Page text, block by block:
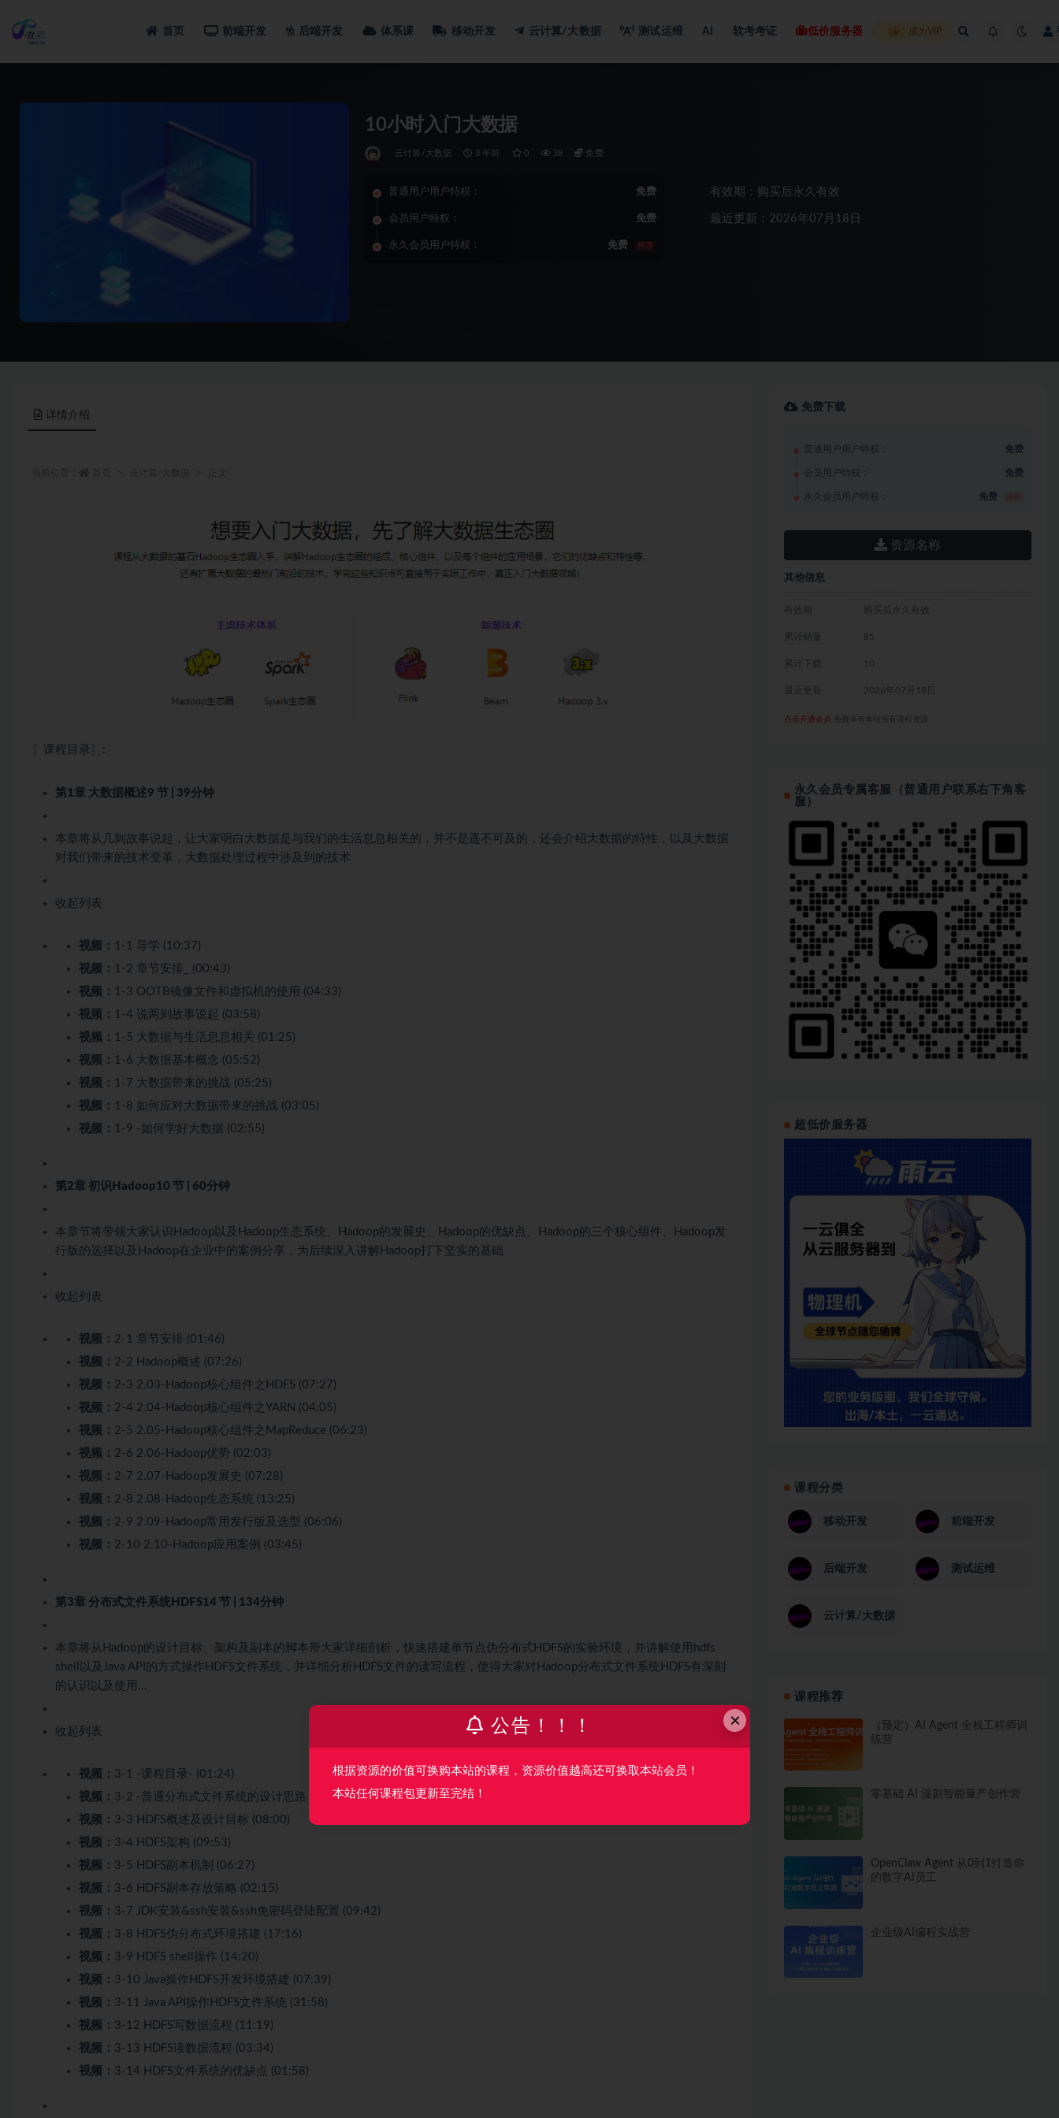
首页 前端开发 后端开发 体系课 移动开发 云计算/大数据 测试运维 AI 软考考证 低价服务器 成为VIP
10小时入门大数据
云计算/大数据 3 年前 0 38 免费
普通用户用户特权： 免费
会员用户特权： 免费
永久会员用户特权： 免费 推荐
有效期：购买后永久有效
最近更新：2026年07月18日
详情介绍
〖课程目录〗:
第1章 大数据概述9 节 | 39分钟
本章将从几则故事说起，让大家明白大数据是与我们的生活息息相关的，并不是遥不可及的，还会介绍大数据的特性，以及大数据
对我们带来的技术变革，大数据处理过程中涉及到的技术
收起列表
视频： 1-1 导学 (10:37)
视频： 1-2 章节安排_ (00:43)
视频： 1-3 OOTB镜像文件和虚拟机的使用 (04:33)
视频： 1-4 说两则故事说起 (03:58)
视频： 1-5 大数据与生活息息相关 (01:25)
视频： 1-6 大数据基本概念 (05:52)
视频： 1-7 大数据带来的挑战 (05:25)
视频： 1-8 如何应对大数据带来的挑战 (03:05)
视频： 1-9 -如何学好大数据 (02:55)
第2章 初识Hadoop10 节 | 60分钟
本章节将带领大家认识Hadoop以及Hadoop生态系统、Hadoop的发展史、Hadoop的优缺点、Hadoop的三个核心组件、Hadoop发
行版的选择以及Hadoop在企业中的案例分享，为后续深入讲解Hadoop打下坚实的基础
收起列表
视频： 2-1 章节安排 (01:46)
视频： 2-2 Hadoop概述 (07:26)
视频： 2-3 2.03-Hadoop核心组件之HDFS (07:27)
视频： 2-4 2.04-Hadoop核心组件之YARN (04:05)
视频： 2-5 2.05-Hadoop核心组件之MapReduce (06:23)
视频： 2-6 2.06-Hadoop优势 (02:03)
视频： 2-7 2.07-Hadoop发展史 (07:28)
视频： 2-8 2.08-Hadoop生态系统 (13:25)
视频： 2-9 2.09-Hadoop常用发行版及选型 (06:06)
视频： 2-10 2.10-Hadoop应用案例 (03:45)
第3章 分布式文件系统HDFS14 节 | 134分钟
本章将从Hadoop的设计目标、架构及副本的脚本带大家详细剖析，快速搭建单节点伪分布式HDFS的实验环境，并讲解使用hdfs
shell以及Java API的方式操作HDFS文件系统，并详细分析HDFS文件的读写流程，使得大家对Hadoop分布式文件系统HDFS有深刻
的认识以及使用…
收起列表
视频： 3-1 -课程目录- (01:24)
视频： 3-2 -普通分布式文件系统的设计思路 (07:56)
视频： 3-3 HDFS概述及设计目标 (08:00)
视频： 3-4 HDFS架构 (09:53)
视频： 3-5 HDFS副本机制 (06:27)
视频： 3-6 HDFS副本存放策略 (02:15)
视频： 3-7 JDK安装&ssh安装&ssh免密码登陆配置 (09:42)
视频： 3-8 HDFS伪分布式环境搭建 (17:16)
视频： 3-9 HDFS shell操作 (14:20)
视频： 3-10 Java操作HDFS开发环境搭建 (07:39)
视频： 3-11 Java API操作HDFS文件系统 (31:58)
视频： 3-12 HDFS写数据流程 (11:19)
视频： 3-13 HDFS读数据流程 (03:34)
视频： 3-14 HDFS文件系统的优缺点 (01:58)
免费下载
普通用户用户特权： 免费
会员用户特权： 免费
永久会员用户特权： 免费
资源名称
其他信息
有效期 购买后永久有效
累计销量 85
累计下载 10
最近更新 2026年07月18日
点击开通会员 免费享有本站所有课程资源
永久会员专属客服（普通用户联系右下角客
服）
超低价服务器
课程分类
移动开发 前端开发
后端开发 测试运维
云计算/大数据
课程推荐
（预定）AI Agent 全栈工程师训
练营
零基础 AI 漫剧智能量产创作营
OpenClaw Agent 从0到1打造你
的数字AI员工
企业级AI编程实战营
×
公告！！！
根据资源的价值可换购本站的课程，资源价值越高还可换取本站会员！
本站任何课程包更新至完结！